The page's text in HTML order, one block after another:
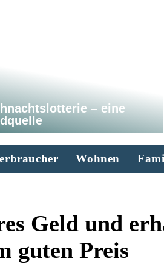
– eine
Wohnen
Geld und
guten Preis